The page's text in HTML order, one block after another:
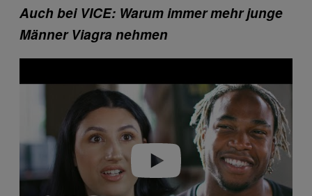
Auch bei VICE: Warum immer mehr junge
Männer Viagra nehmen
Play video